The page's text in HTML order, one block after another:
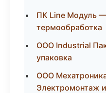
ПК Line Модуль
термообработка
ООО Industrial
упаковка
ООО
Электромонтаж